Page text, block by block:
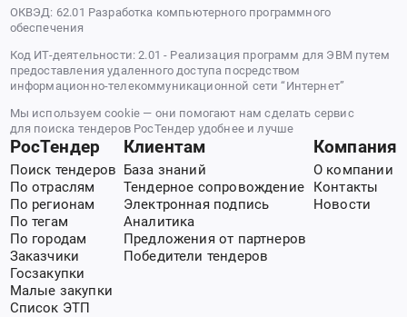
ОКВЭД: 62.01 Разработка компьютерного программного
обеспечения
Код ИТ-деятельности: 2.01 - Реализация программ для ЭВМ путем
предоставления удаленного доступа посредством
информационно-телекоммуникационной сети “Интернет”
Мы используем cookie — они помогают нам сделать сервис
для поиска тендеров РосТендер удобнее и лучше
РосТендер
Поиск тендеров
По отраслям
По регионам
По тегам
По городам
Заказчики
Госзакупки
Малые закупки
Список ЭТП
Клиентам
База знаний
Тендерное сопровождение
Электронная подпись
Аналитика
Предложения от партнеров
Победители тендеров
Компания
О компании
Контакты
Новости